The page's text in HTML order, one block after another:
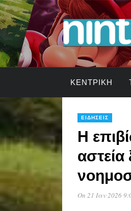
ΚΕΝΤΡΙΚΉ
ΕΙΔΉΣΕΙΣ
Η
On 21 Ιαν 2026